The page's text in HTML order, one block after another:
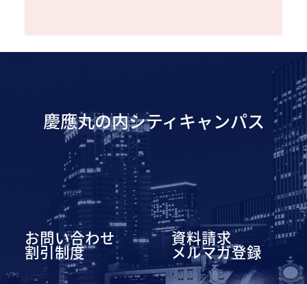
慶應丸の内シティキャンパス
お問い合わせ 資料請求
割引制度 メルマガ登録